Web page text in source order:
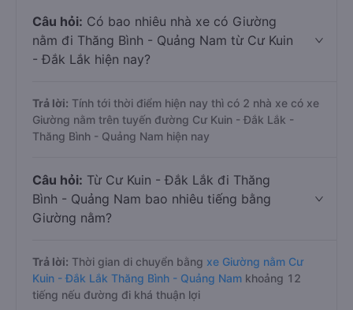
Câu hỏi: Có bao nhiêu nhà xe có Giường
nằm đi Thăng Bình - Quảng Nam từ Cư Kuin
- Đắk Lắk hiện nay?
Trả lời: Tính tới thời điểm hiện nay thì có 2 nhà xe có xe
Giường nằm trên tuyến đường Cư Kuin - Đắk Lắk -
Thăng Bình - Quảng Nam hiện nay
Câu hỏi: Từ Cư Kuin - Đắk Lắk đi Thăng
Bình - Quảng Nam bao nhiêu tiếng bằng
Giường nằm?
Trả lời: Thời gian di chuyển bằng xe Giường nằm Cư
Kuin - Đắk Lắk Thăng Bình - Quảng Nam khoảng 12
tiếng nếu đường đi khá thuận lợi